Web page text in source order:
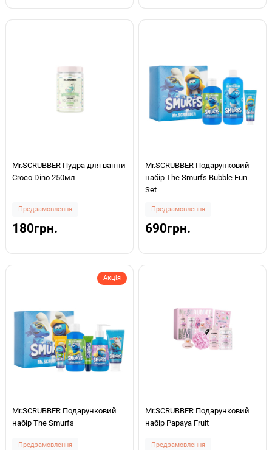
Mr.SCRUBBER Пудра для ванни
Croco Dino 250мл
Предзамовлення
180грн.
Mr.SCRUBBER Подарунковий
набір The Smurfs Bubble Fun
Set
Предзамовлення
690грн.
Акція
Mr.SCRUBBER Подарунковий
набір The Smurfs
Предзамовлення
Mr.SCRUBBER Подарунковий
набір Papaya Fruit
Предзамовлення